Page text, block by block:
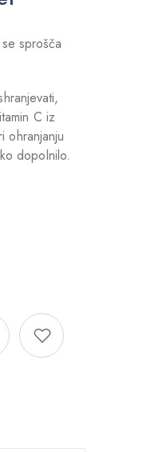
sprošča
C iz
ohranjanju
dopolnilo.